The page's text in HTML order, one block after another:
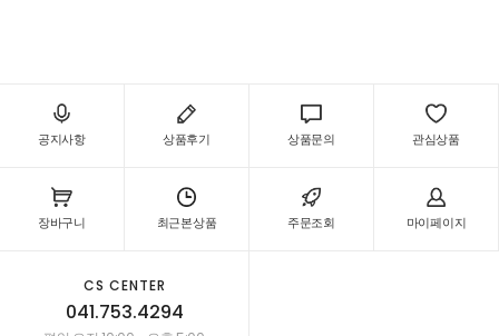
공지사항 상품후기 상품문의 관심상품
장바구니 최근본상품 주문조회 마이페이지
CS CENTER
041.753.4294